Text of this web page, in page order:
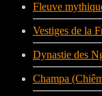
Fleuve
Vestiges de la
Dynastie des
Champa